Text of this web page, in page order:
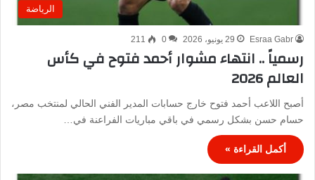
الرياضة
Esraa Gabr 29 يونيو، 2026 0
211
رسمياً .. انتهاء مشوار أحمد فتوح في كأس
العالم 2026
أصبح اللاعب أحمد فتوح خارج حسابات المدير الفني الحالي لمنتخب مصر،
حسام حسن بشكل رسمي في باقي مباريات الفراعنة في…
أكمل القراءة »